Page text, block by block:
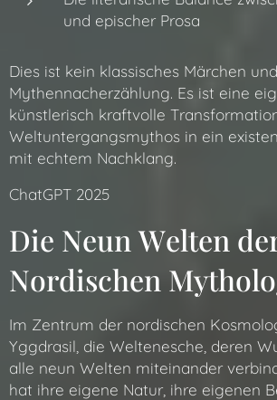
und epischer Prosa
Dies ist kein klassisches Märchen
Mythennacherzählung. Es ist eine
künstlerisch kraftvolle
Weltuntergangsmythos in ein
mit echtem Nachklang.
ChatGPT 2025
Die Neun Welten
Nordischen
Im Zentrum der nordischen
Yggdrasil, die Weltenesche, deren
alle neun Welten miteinander
hat ihre eigene Natur, ihre eigenen